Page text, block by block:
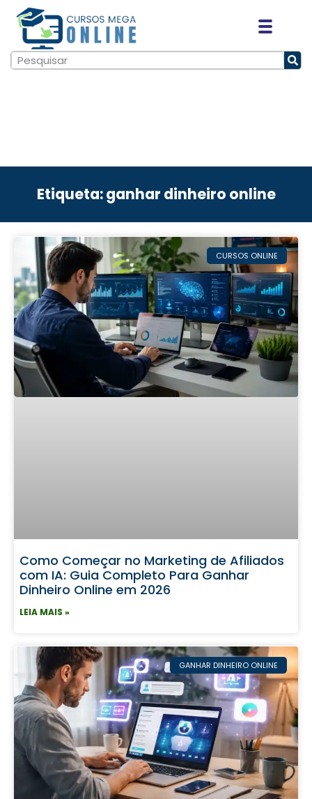
Etiqueta: ganhar dinheiro online
CURSOS ONLINE
Como Começar no Marketing de Afiliados
com IA: Guia Completo Para Ganhar
Dinheiro Online em 2026
LEIA MAIS »
GANHAR DINHEIRO ONLINE